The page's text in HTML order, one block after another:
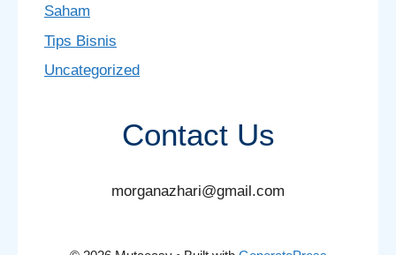
Saham
Tips Bisnis
Uncategorized
Contact Us
morganazhari@gmail.com